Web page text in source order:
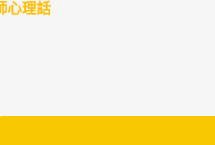
心理話